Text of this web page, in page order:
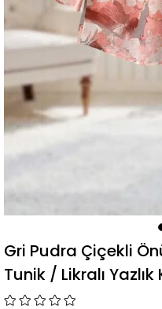
Gri Pudra Çiçekli
Tunik / Likralı